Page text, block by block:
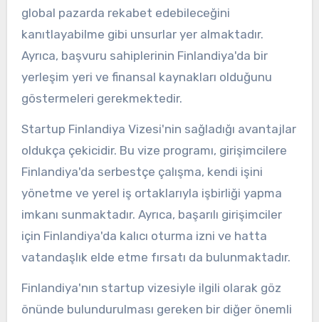
global pazarda rekabet edebileceğini
kanıtlayabilme gibi unsurlar yer almaktadır.
Ayrıca, başvuru sahiplerinin Finlandiya'da bir
yerleşim yeri ve finansal kaynakları olduğunu
göstermeleri gerekmektedir.
Startup Finlandiya Vizesi'nin sağladığı avantajlar
oldukça çekicidir. Bu vize programı, girişimcilere
Finlandiya'da serbestçe çalışma, kendi işini
yönetme ve yerel iş ortaklarıyla işbirliği yapma
imkanı sunmaktadır. Ayrıca, başarılı girişimciler
için Finlandiya'da kalıcı oturma izni ve hatta
vatandaşlık elde etme fırsatı da bulunmaktadır.
Finlandiya'nın startup vizesiyle ilgili olarak göz
önünde bulundurulması gereken bir diğer önemli